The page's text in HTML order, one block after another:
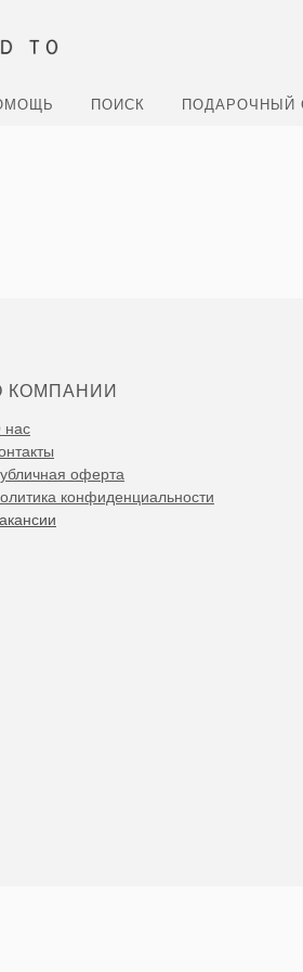
ПОИСК ПОДАРОЧНЫЙ
КОМПАНИИ
нас
оферта
конфиденциальности